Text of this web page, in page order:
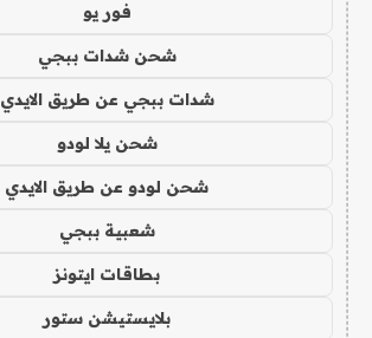
فور يو
شحن شدات ببجي
شدات ببجي عن طريق الايدي
شحن يلا لودو
شحن لودو عن طريق الايدي
شعبية ببجي
بطاقات ايتونز
بلايستيشن ستور